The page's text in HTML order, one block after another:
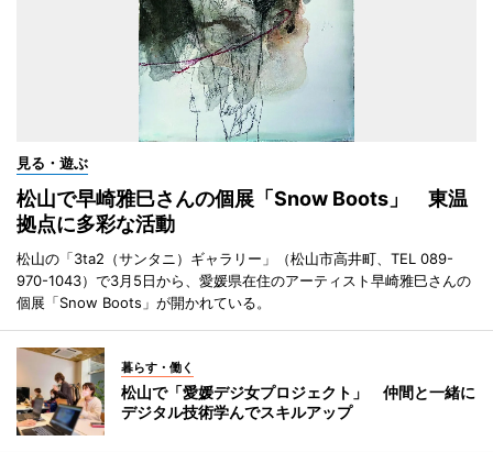
見る・遊ぶ
松山で早崎雅巳さんの個展「Snow Boots」 東温
拠点に多彩な活動
松山の「3ta2（サンタニ）ギャラリー」（松山市高井町、TEL 089-
970-1043）で3月5日から、愛媛県在住のアーティスト早崎雅巳さんの
個展「Snow Boots」が開かれている。
暮らす・働く
松山で「愛媛デジ女プロジェクト」 仲間と一緒に
デジタル技術学んでスキルアップ